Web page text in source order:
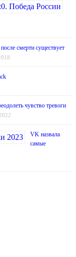
смерти существует
чувство тревоги
VK назвала
самые